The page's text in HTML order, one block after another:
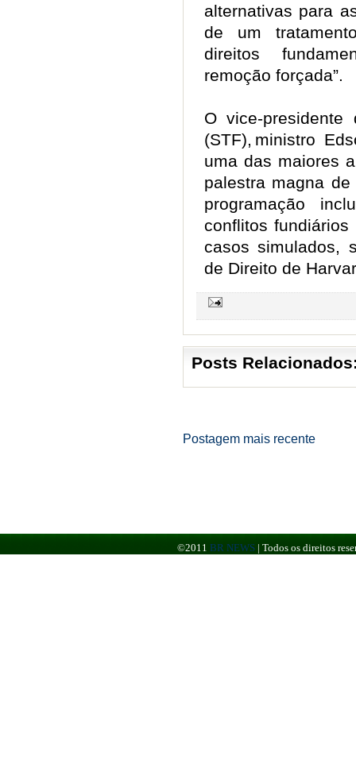
alternativas para
de um
direitos
remoção forçada”.
O vice-presidente
(STF), ministro
uma das maiores
palestra magna
programação
conflitos
casos simulados,
de Direito de
Posts
Postagem mais recente
©2011 BR NEWS | Todos os direitos